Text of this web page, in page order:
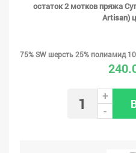
остаток 2 мотков пряжа
Artisan)
75% SW шерсть 25% полиамид
+
-